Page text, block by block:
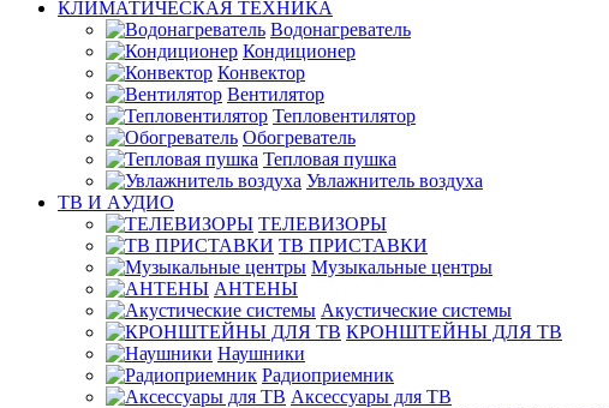
КЛИМАТИЧЕСКАЯ ТЕХНИКА
Водонагреватель
Кондиционер
Конвектор
Вентилятор
Тепловентилятор
Обогреватель
Тепловая пушка
Увлажнитель воздуха
ТВ И AУДИО
ТЕЛЕВИЗОРЫ
ТВ ПРИСТАВКИ
Музыкальные центры
АНТЕНЫ
Акустические системы
КРОНШТЕЙНЫ ДЛЯ ТВ
Наушники
Радиоприемник
Аксессуары для ТВ